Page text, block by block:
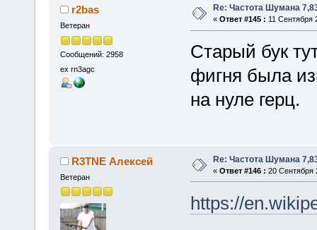
r2bas
Ветеран
Сообщений: 2958
ex rn3agc
Re: Частота Шумана
« Ответ #145 : 11 Сентября
Старый бук
фигня была
на нуле герц.
R3TNE Алексей
Ветеран
Re: Частота Шумана
« Ответ #146 : 20 Сентября
https://